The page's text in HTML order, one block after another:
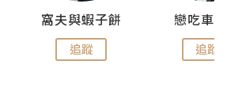
窩夫與蝦子餅
追蹤
戀吃車
追蹤